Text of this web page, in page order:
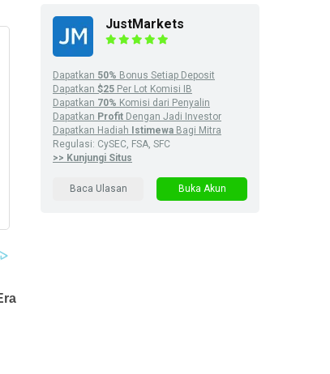
JustMarkets
Dapatkan 50% Bonus Setiap Deposit
Dapatkan $25 Per Lot Komisi IB
Dapatkan 70% Komisi dari Penyalin
Dapatkan Profit Dengan Jadi Investor
Dapatkan Hadiah
Istimewa Bagi Mitra
Regulasi: CySEC, FSA, SFC
>> Kunjungi Situs
Baca Ulasan Buka Akun